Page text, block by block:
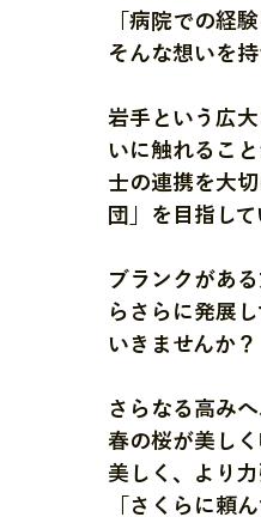
「病院での経
そんな想いを
岩手という広
いに触れるこ
士の連携を大
団」を目指して
ブランクがあ
らさらに発展
いきませんか？
さらなる高み
春の桜が美し
美しく、より
「さくらに頼